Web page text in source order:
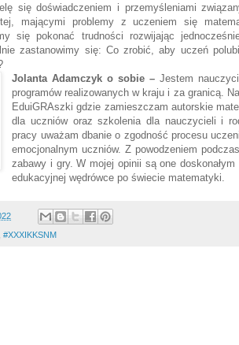
się doświadczeniem i przemyśleniami
mającymi problemy z uczeniem się
się pokonać trudności rozwijając
zastanowimy się: Co zrobić, aby uczeń
Jolanta Adamczyk o sobie – Jestem
programów realizowanych w kraju i za granicą.
EduiGRAszki gdzie zamieszczam autorskie
dla uczniów oraz szkolenia dla nauczycieli i
pracy uważam dbanie o zgodność procesu
emocjonalnym uczniów. Z powodzeniem
zabawy i gry. W mojej opinii są one
edukacyjnej wędrówce po świecie matematyki.
#XXXIKKSNM